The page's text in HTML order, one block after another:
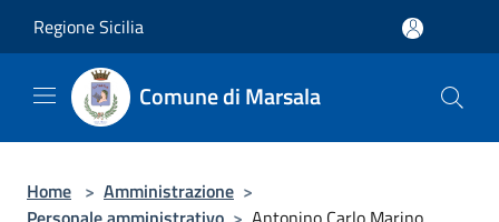
Regione Sicilia
Comune di Marsala
Home > Amministrazione >